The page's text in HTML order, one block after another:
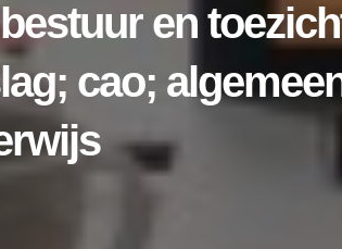
en
cao;